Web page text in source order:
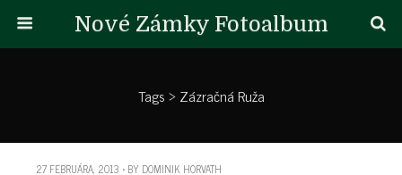
Nové Zámky Fotoalbum
Tags › Zázračná Ruža
27 FEBRUÁRA, 2013 • BY DOMINIK HORVATH